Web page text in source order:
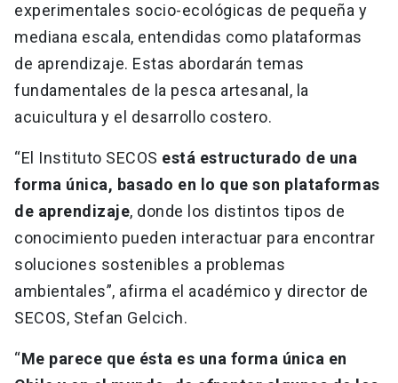
experimentales socio-ecológicas de pequeña y
mediana escala, entendidas como plataformas
de aprendizaje. Estas abordarán temas
fundamentales de la pesca artesanal, la
acuicultura y el desarrollo costero.
“El Instituto SECOS está estructurado de una
forma única, basado en lo que son plataformas
de aprendizaje, donde los distintos tipos de
conocimiento pueden interactuar para encontrar
soluciones sostenibles a problemas
ambientales”, afirma el académico y director de
SECOS, Stefan Gelcich.
“Me parece que ésta es una forma única en